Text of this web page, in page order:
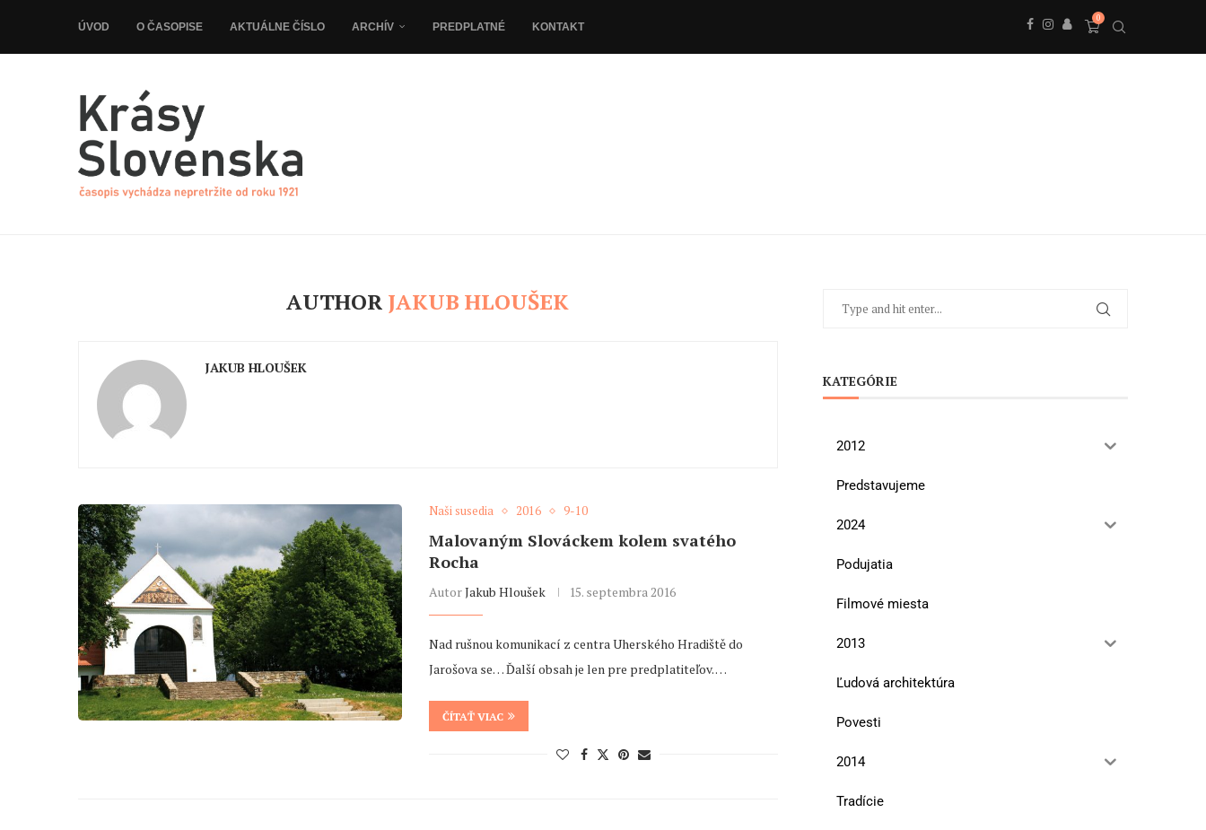
ÚVOD O ČASOPISE AKTUÁLNE ČÍSLO ARCHÍV PREDPLATNÉ KONTAKT
0
AUTHOR JAKUB HLOUŠEK
JAKUB HLOUŠEK
Naši susedia 2016 9-10
Malovaným Slováckem kolem svatého
Rocha
AutorJakub Hloušek 15. septembra 2016
Nad rušnou komunikací z centra Uherského Hradiště do
Jarošova se… Ďalší obsah je len pre predplatiteľov. …
ČÍTAŤ VIAC
KATEGÓRIE
2012
Predstavujeme
2024
Podujatia
Filmové miesta
2013
Ľudová architektúra
Povesti
2014
Tradície